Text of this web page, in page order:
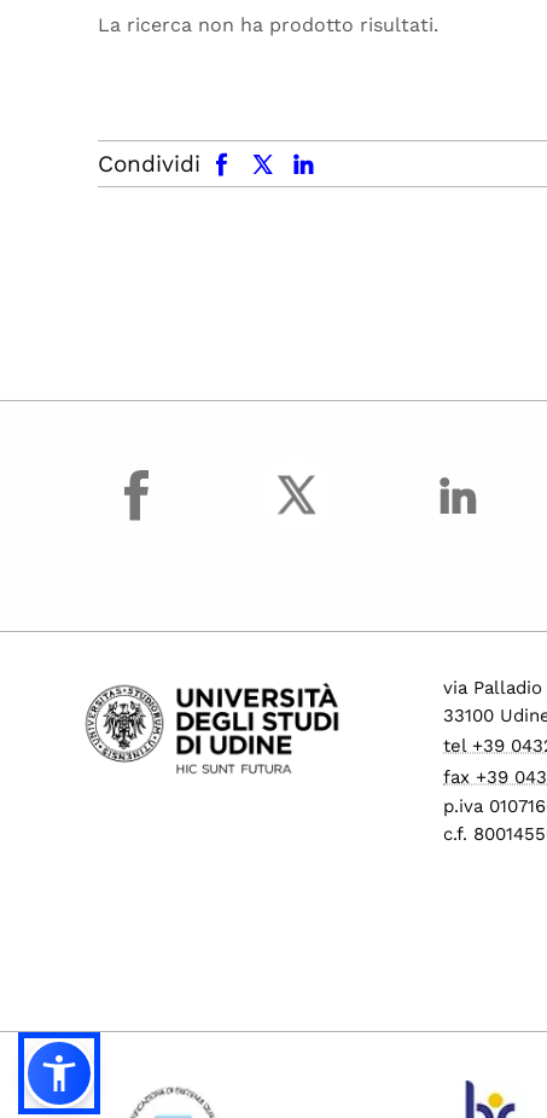
La ricerca non ha prodotto risultati.
Condividi
facebook x.com linkedin
facebook
via Palladio
33100
tel +39
fax +39
p.iva
c.f.